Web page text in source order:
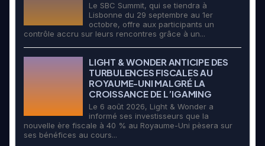
Le SBC Summit, qui se tiendra à
Lisbonne du 29 septembre au 1er
octobre, offre aux participants un
contrôle accru sur leurs rencontres grâce à un...
LIGHT & WONDER ANTICIPE DES
TURBULENCES FISCALES AU
ROYAUME-UNI MALGRÉ LA
CROISSANCE DE L’IGAMING
Le 6 août 2026, Light & Wonder a
informé ses investisseurs que la
nouvelle ère fiscale à 40 % au Royaume-Uni pèsera sur
ses bénéfices au cours...